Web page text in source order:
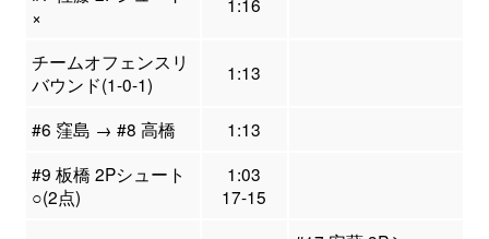
×
チームオフェンスリ
バウンド(1-0-1)
1:13
#6 窪島 → #8 高橋
1:13
#9 板橋 2Pシュート
○(2点)
1:03
17-15